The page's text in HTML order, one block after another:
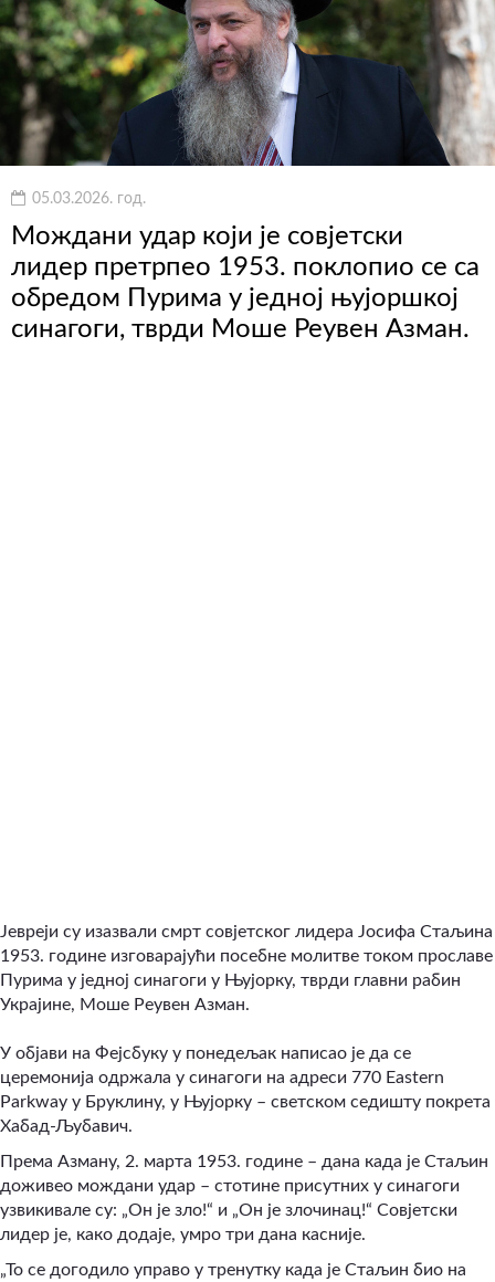
05.03.2026. год.
Мождани удар који је совјетски
лидер претрпео 1953. поклопио се са
обредом Пурима у једној њујоршкој
синагоги, тврди Моше Реувен Азман.
Јевреји су изазвали смрт совјетског лидера Јосифа Стаљина
1953. године изговарајући посебне молитве током прославе
Пурима у једној синагоги у Њујорку, тврди главни рабин
Украјине, Моше Реувен Азман.
У објави на Фејсбуку у понедељак написао је да се
церемонија одржала у синагоги на адреси 770 Eastern
Parkway у Бруклину, у Њујорку – светском седишту покрета
Хабад-Љубавич.
Према Азману, 2. марта 1953. године – дана када је Стаљин
доживео мождани удар – стотине присутних у синагоги
узвикивале су: „Он је зло!“ и „Он је злочинац!“ Совјетски
лидер је, како додаје, умро три дана касније.
„То се догодило управо у тренутку када је Стаљин био на